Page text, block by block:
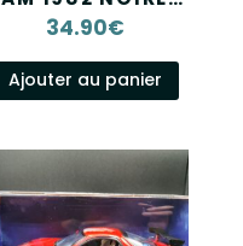
KITT JADA 1/24
34.90€
Ajouter au panier